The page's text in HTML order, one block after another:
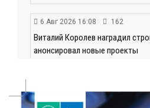
6 Авг 2026 16:08 162
Виталий Королев наградил
анонсировал новые проекты
Объем выдачи ипотеки в